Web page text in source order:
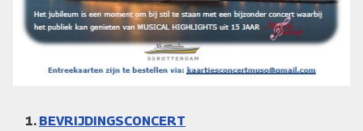
BEVRIJDINGSCONCERT